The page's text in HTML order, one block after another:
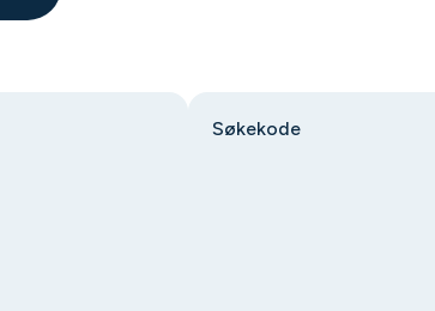
Søkekode